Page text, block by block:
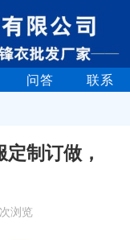
问答 联系
制订做，
浏览